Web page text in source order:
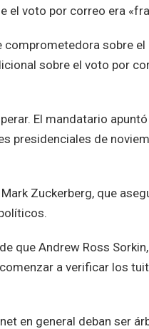
el voto por correo era
sobre
sobre el voto por
El mandatario
presidenciales de
Zuckerberg, que
que Andrew Ross
a verificar los
en general deban ser